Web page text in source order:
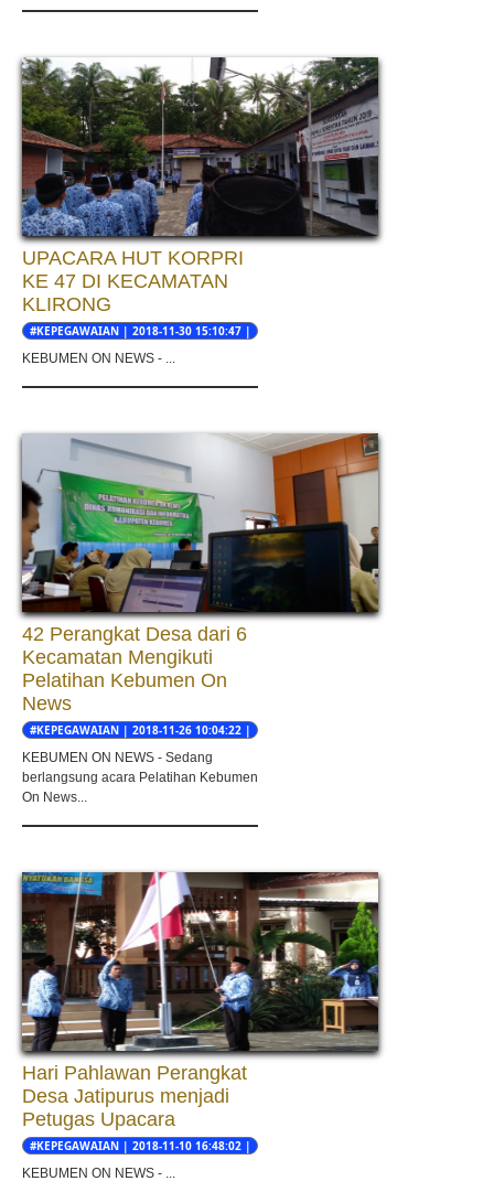
UPACARA HUT KORPRI
KE 47 DI KECAMATAN
KLIRONG
#KEPEGAWAIAN | 2018-11-30 15:10:47 |
KEBUMEN ON NEWS - ...
42 Perangkat Desa dari 6
Kecamatan Mengikuti
Pelatihan Kebumen On
News
#KEPEGAWAIAN | 2018-11-26 10:04:22 |
KEBUMEN ON NEWS - Sedang
berlangsung acara Pelatihan Kebumen
On News...
Hari Pahlawan Perangkat
Desa Jatipurus menjadi
Petugas Upacara
#KEPEGAWAIAN | 2018-11-10 16:48:02 |
KEBUMEN ON NEWS - ...